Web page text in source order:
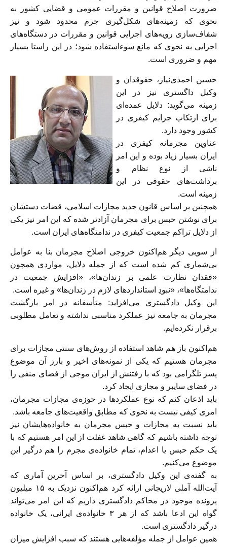
ضرورت اصلاح قوانین و مقررات عمومی و قضایی کشور به
نحوی که زمینه‌های شکل‌گیری جرم محدود شود و نیز
شفاف‌سازی رویه‌های اجرایی قوانین و مقررات در دستگاه‌های
اجرایی به نحوی که مانع سوء‌استفاده شود؛ در این راستا بسیار
مهم و ضروری است.
حسین احمدی‌نیاز، حقوقدان و
وکیل داگستری نیز در این
زمینه می‌گوید: دلایل عمده‌ای
برای ارتکاب جرایم کیفری در
کشور وجود دارد.
عناوین مجرمانه کیفری در
ایران بسیار زیاد بوده و این امر
ناشی از نوع نظام و
برداشت‌های حقوقی در این
زمینه است.
همچنین بر اساس قانون جدید مجازات اسلامی، قضات دستشان
برای نوشتن حبس برای مجرمان آزادتر شده که این امر نیز یکی
از دلایل تراکم جمعیت کیفری در ندامتگاه‌های ایران است.
از سویی دیگر هم‌اکنون خروجی اصلاح مجرمان بنا به عوامل
بی‌شماری کم شده است که از جمله دلایل، مواردی همچون
«فقدان نظارت علمی بر زندان‌ها»، «افزایش جمعیت در
ندامتگاه‌ها»، «نبودِ استانداردهای لازم در زندان‌ها» و غیره است.
این وکیل دادگستری می‌افزاید: متأسفانه در امر بازگشت
مجرمان به جامعه نیز عملکرد مناسبی نداشته و تعامل مطلوبی
برقرار نکرده‌ایم.
هم‌اکنون باز هم شاهد استفاده از روش‌های سنتی مجازات برای
مجرمان هستیم که یکی از نمونه‌های اخیر و بارز آن موضوع
پسر تلگرامی بود که با رفتنش از ایران موجی از فضای منفی را
در فضای سایبر و مجازی ایجاد کرد.
باید اذعان کنم که نوع عملکردها در حوزه‌ی مجازات مجرمان،
امری کیفی نیست به نحوی که مطابق واقعیت‌های جامعه باشد.
باید نسبت به مجازات و حبس مجرمان به خانواده‌هایشان نیز
توجه داشته باشیم که گاهی شاهد غفلت از این امر هستیم که با
یک حکم حبس یا اعدام، تمام خانواده‌ی مجرم را هم درگیر این
موضوع می‌کنیم.
به گفته‌ی این وکیل دادگستری، بر اساس آخرین آماری که
آیت‌الله آملی لاریجانی ارائه کرد هم‌اکنون نزدیک به ۱۵ میلیون
پرونده موجود در محاکم دادگستری داریم که این امر می‌تواند
گواه این ادعا باشد که از هر ۳ خانواده‌ی ایرانی، یک خانواده
درگیر دادگستری است.
همین عوامل از جمله مؤلفه‌هایی هستند که سبب افزایش میزان